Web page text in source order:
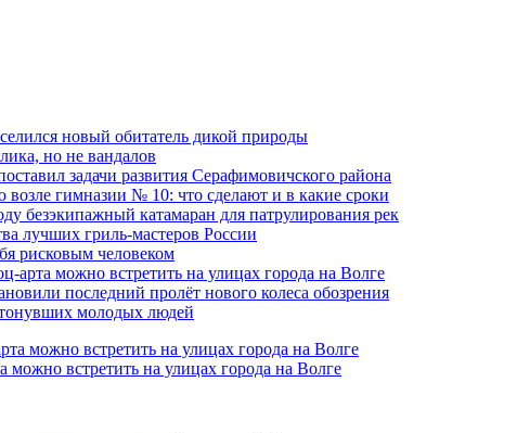
новый обитатель дикой природы
но не вандалов
задачи развития Серафимовичского района
возле гимназии № 10: что сделают и в какие сроки
безэкипажный катамаран для патрулирования рек
лучших гриль-мастеров России
рисковым человеком
можно встретить на улицах города на Волге
последний пролёт нового колеса обозрения
молодых людей
встретить на улицах города на Волге